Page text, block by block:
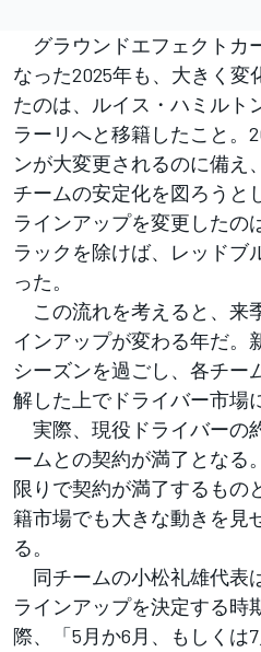
グラウンドエフェクトカ
なった2025年も、大きく変
たのは、ルイス・ハミルト
ラーリへと移籍したこと。
ンが大変更されるのに備え
チームの安定化を図ろうと
ラインアップを変更したの
ラックを除けば、レッドブ
った。
この流れを考えると、来
インアップが変わる年だ。
シーズンを過ごし、各チー
解した上でドライバー市場
実際、現役ドライバーの
ームとの契約が満了となる
限りで契約が満了するもの
籍市場でも大きな動きを見
る。
同チームの小松礼雄代表
ラインアップを決定する時
際、「5月か6月、もしくは